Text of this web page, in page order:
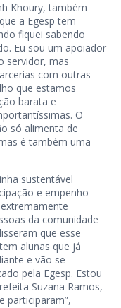
Khoury, também
a Egesp tem
fiquei sabendo
Eu sou um apoiador
servidor, mas
com outras
que estamos
barata e
O
só alimenta de
é também uma
sustentável
e empenho
da comunidade
que esse
alunas que já
e vão se
pela Egesp. Estou
Suzana Ramos,
participaram”,